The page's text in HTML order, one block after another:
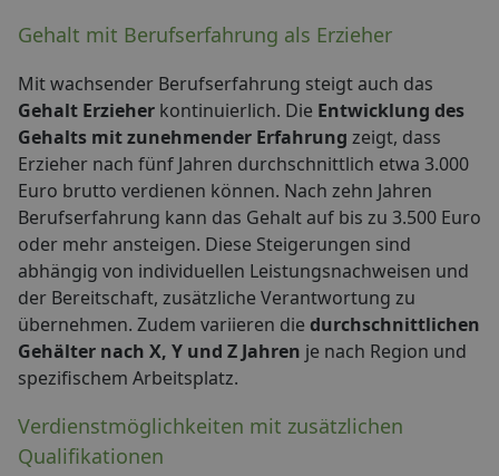
Gehalt mit Berufserfahrung als Erzieher
Mit wachsender Berufserfahrung steigt auch das
Gehalt Erzieher kontinuierlich. Die Entwicklung des
Gehalts mit zunehmender Erfahrung zeigt, dass
Erzieher nach fünf Jahren durchschnittlich etwa 3.000
Euro brutto verdienen können. Nach zehn Jahren
Berufserfahrung kann das Gehalt auf bis zu 3.500 Euro
oder mehr ansteigen. Diese Steigerungen sind
abhängig von individuellen Leistungsnachweisen und
der Bereitschaft, zusätzliche Verantwortung zu
übernehmen. Zudem variieren die durchschnittlichen
Gehälter nach X, Y und Z Jahren je nach Region und
spezifischem Arbeitsplatz.
Verdienstmöglichkeiten mit zusätzlichen
Qualifikationen